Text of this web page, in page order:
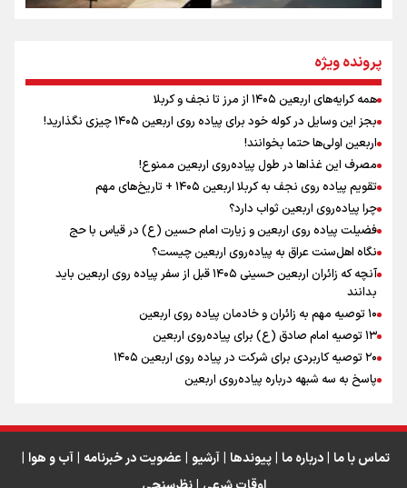
رابطه کارگر و کارفرما در اندیشه رهبر شهید: از تضاد به
زوجیت
اقتدار علمی و استقلال ملی؛ میراث رهبر شهید که با خون
ماندگار شد
اینفو برنا / توصیه‌هایی طلایی برای پیاده روی اربعین
اینفو برنا / جدول کامل فاصله مرز شلمچه تا شهرهای زیارتی
عراق
پرونده ویژه
همه کرایه‌های اربعین ۱۴۰۵ از مرز تا نجف و کربلا
بجز این وسایل در کوله خود برای پیاده روی اربعین ۱۴۰۵ چیزی نگذارید!
اربعین اولی‌ها حتما بخوانند!
مصرف این غذاها در طول پیاده‌روی اربعین ممنوع!
تقویم پیاده روی نجف به کربلا اربعین ۱۴۰۵ + تاریخ‌های مهم
چرا پیاده‌روی اربعین ثواب دارد؟
فضیلت پیاده روی اربعین و زیارت امام حسین (ع) در قیاس با حج
نگاه اهل‌سنت عراق به پیاده‌روی اربعین چیست؟
آنچه که زائران اربعین حسینی ۱۴۰۵ قبل از سفر پیاده روی اربعین باید
بدانند
۱۰ توصیه مهم به زائران و خادمان پیاده روی اربعین
۱۳ توصیه امام صادق (ع) برای پیاده‌روی اربعین
۲۰ توصیه کاربردی برای شرکت در پیاده روی اربعین ۱۴۰۵
پاسخ به سه‌ شبهه درباره پیاده‌روی اربعین
تماس با ما | درباره ما | پیوندها | آرشیو | عضویت در خبرنامه | آب و هوا |